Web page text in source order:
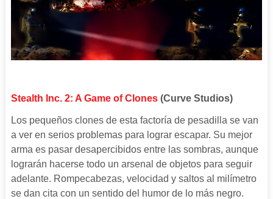
Stealth Inc. 2: A Game of Clones (Curve Studios)
Los pequeños clones de esta factoría de pesadilla se van
a ver en serios problemas para lograr escapar. Su mejor
arma es pasar desapercibidos entre las sombras, aunque
lograrán hacerse todo un arsenal de objetos para seguir
adelante. Rompecabezas, velocidad y saltos al milímetro
se dan cita con un sentido del humor de lo más negro.